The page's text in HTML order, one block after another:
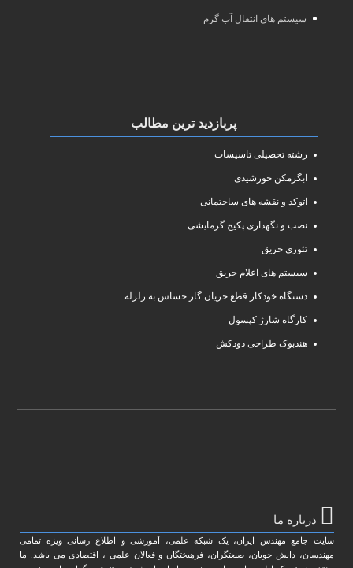
سیستم های انتقال آب گرم
پربازدید ترین مطالب
رشته تحصیلی تاسیسات
آبگرمکن خورشیدی
اتوکد و نقشه های ساختمانی
نصب و نگهداری پکیج گرمایشی
تئوری حریق
سیستم های اعلام حریق
دستگاه خودکار قطع جریان گاز حساس به زلزله
کارگاه شارژ کپسول
هندبوک طراحی دودکش
درباره ما
سایت جامع مهندس ایران، یک شبکه علمی، آموزشی و اطلاع رسانی ویژه تمامی
مهندسان، دانش جویان، صنعتگران، فرهیختگان و فعالان علمی ، اقتصادی می باشد. ما